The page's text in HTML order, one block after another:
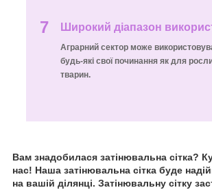
7 Широкий діапазон
Аграрний сектор може
будь-які свої починання як для
тварин.
Вам знадобилася затінювальна сітка?
нас! Наша затінювальна сітка буде
на вашій ділянці. Затінювальну сітку